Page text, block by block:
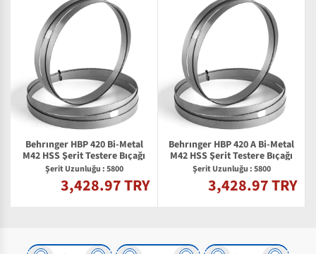
Behrınger HBP 420 Bi-Metal
M42 HSS Şerit Testere Bıçağı
Şerit Uzunluğu : 5800
3,428.97 TRY
Behrınger HBP 420 A Bi-Metal
M42 HSS Şerit Testere Bıçağı
Şerit Uzunluğu : 5800
3,428.97 TRY